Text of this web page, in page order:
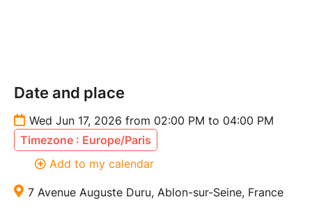
Date and place
Wed Jun 17, 2026 from 02:00 PM to 04:00 PM
Timezone : Europe/Paris
Add to my calendar
7 Avenue Auguste Duru, Ablon-sur-Seine, France